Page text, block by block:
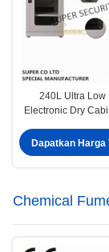
240L Ultra Low
Electronic Dry
Dapatkan Harga
Chemical